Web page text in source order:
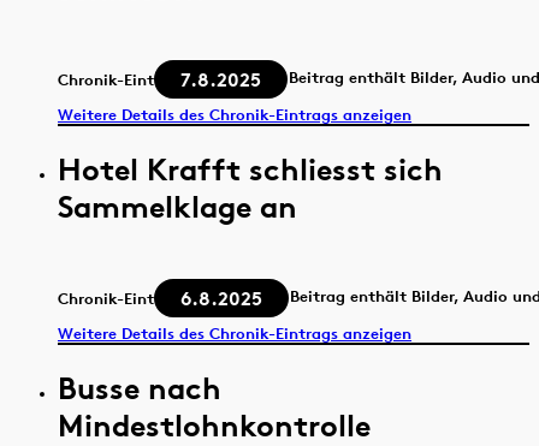
Chronik-Eintrag 7.8.2025
Beitrag enthält Bilder, Audio
Weitere Details des Chronik-Eintrags anzeigen
Hotel Krafft schliesst sich
Sammelklage an
Chronik-Eintrag 6.8.2025
Beitrag enthält Bilder, Audio
Weitere Details des Chronik-Eintrags anzeigen
Busse nach
Mindestlohnkontrolle